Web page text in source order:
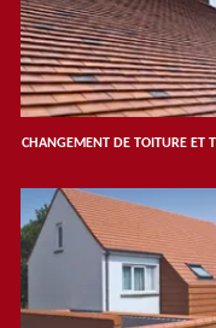
CHANGEMENT DE TOITURE ET